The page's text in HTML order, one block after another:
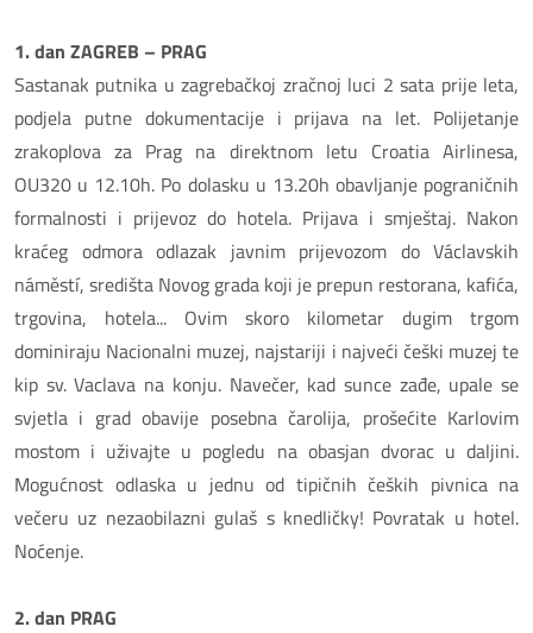
1. dan ZAGREB – PRAG
Sastanak putnika u zagrebačkoj zračnoj luci 2 sata prije leta,
podjela putne dokumentacije i prijava na let. Polijetanje
zrakoplova za Prag na direktnom letu Croatia Airlinesa,
OU320 u 12.10h. Po dolasku u 13.20h obavljanje pograničnih
formalnosti i prijevoz do hotela. Prijava i smještaj. Nakon
kraćeg odmora odlazak javnim prijevozom do Václavskih
náměstí, središta Novog grada koji je prepun restorana, kafića,
trgovina, hotela... Ovim skoro kilometar dugim trgom
dominiraju Nacionalni muzej, najstariji i najveći češki muzej te
kip sv. Vaclava na konju. Navečer, kad sunce zađe, upale se
svjetla i grad obavije posebna čarolija, prošećite Karlovim
mostom i uživajte u pogledu na obasjan dvorac u daljini.
Mogućnost odlaska u jednu od tipičnih čeških pivnica na
večeru uz nezaobilazni gulaš s knedličky! Povratak u hotel.
Noćenje.
2. dan PRAG